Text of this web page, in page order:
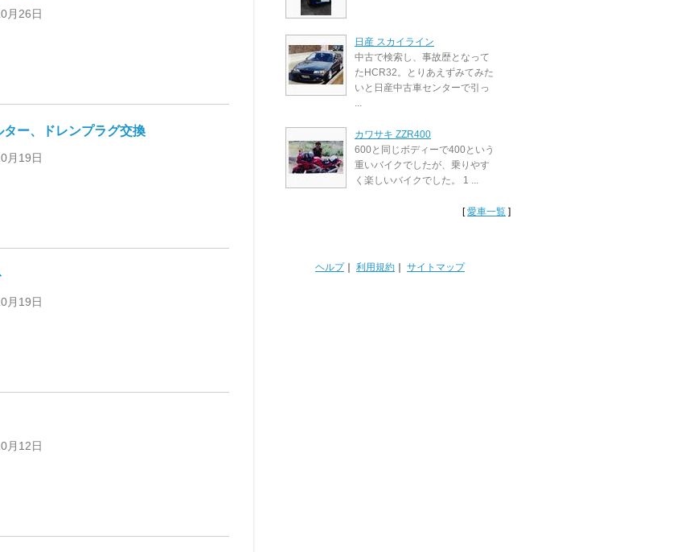
月26日
ター、ドレンプラグ交換
月19日
月19日
月12日
日産 スカイライン
中古で検索し、事故歴となって
たHCR32。とりあえずみてみた
いと日産中古車センターで引っ
...
カワサキ ZZR400
600と同じボディーで400という
重いバイクでしたが、乗りやす
く楽しいバイクでした。 1 ...
[愛車一覧 ]
ヘルプ｜ 利用規約 サイトマップ